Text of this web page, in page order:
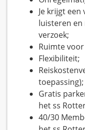
Je krijgt
luisteren en
verzoek;
Ruimte
Flexibiliteit;
toepassing);
Gratis
het ss
40/30